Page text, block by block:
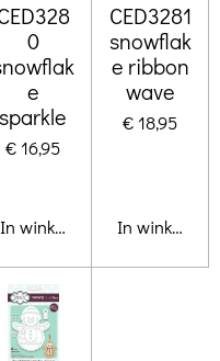
0
e
sparkle
€ 16,95
In winkelwagen
CED3281
snowflak
e ribbon
wave
€ 18,95
In